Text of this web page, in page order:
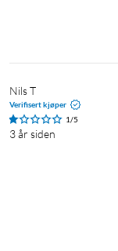
Nils T
Verifisert kjøper
1/5
3 år siden